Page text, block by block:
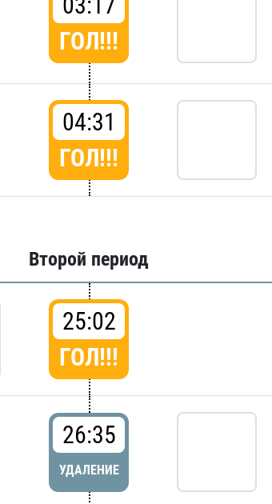
ГОЛ!!!
04:31
ГОЛ!!!
Второй период
25:02
ГОЛ!!!
26:35
УДАЛЕНИЕ